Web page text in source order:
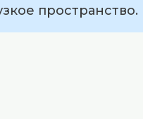
пространство.